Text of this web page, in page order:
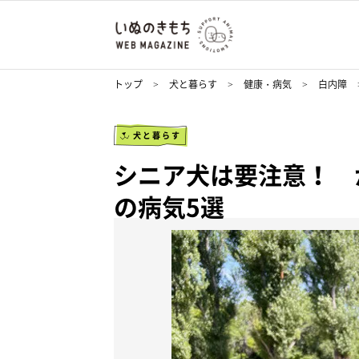
トップ 犬と暮らす 健康・病気 白内障
犬と暮らす
シニア犬は要注意！
の病気5選